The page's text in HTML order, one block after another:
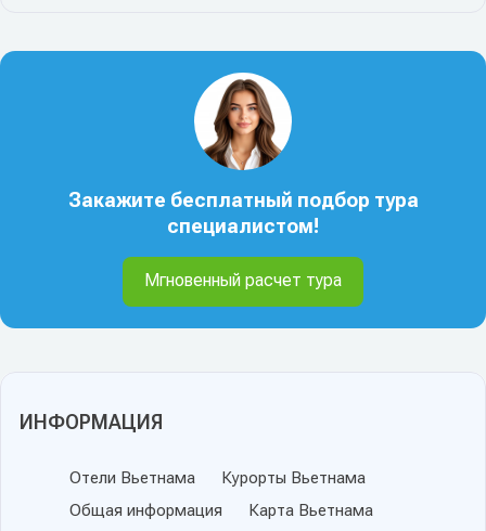
ИНФОРМАЦИЯ
Отели Вьетнама
Курорты Вьетнама
Общая информация
Карта Вьетнама
Закажите бесплатный подбор тура
специалистом!
Мгновенный расчет тура